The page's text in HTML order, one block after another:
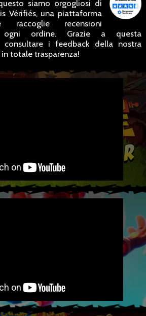
siamo orgogliosi di
Vérifiés, una piattaforma
raccoglie recensioni
ogni ordine. Grazie a questa
consultare i feedback della nostra
totale trasparenza!